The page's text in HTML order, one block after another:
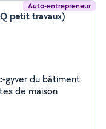
Auto-entrepreneur
petit travaux)
gyver du bâtiment
de maison